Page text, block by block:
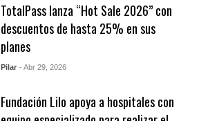
TotalPass lanza “Hot Sale 2026” con
descuentos de hasta 25% en sus
planes
Pilar - Abr 29, 2026
Fundación Lilo apoya a hospitales con